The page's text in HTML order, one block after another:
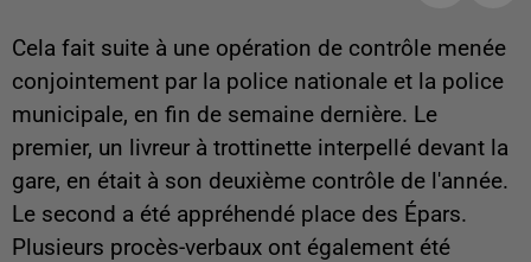
Cela fait suite à une opération de contrôle menée
conjointement par la police nationale et la police
municipale, en fin de semaine dernière. Le
premier, un livreur à trottinette interpellé devant la
gare, en était à son deuxième contrôle de l'année.
Le second a été appréhendé place des Épars.
Plusieurs procès-verbaux ont également été